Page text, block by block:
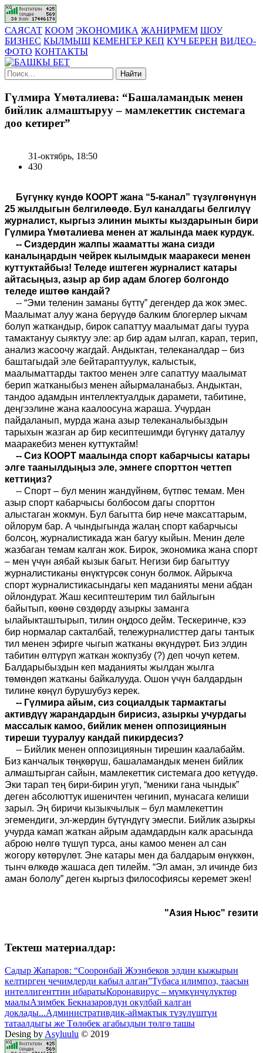
САЯСАТ КООМ ЭКОНОМИКА ЖАНИРМЕМ ШОУ
БИЗНЕС КЫЛМЫШ КЕМЕНГЕР КЕП КҮЧ БЕРЕН ВИДЕО-
ФОТО КОНТАКТЫ
Найти
Гүлмира Үмөталиева: “Башаламандык менен
бийлик алмаштыруу – мамлекеттик системага
доо кетирет”
31-октябрь, 18:50
430
Бүгүнкү күндө КООРТ жана “5-канал” түзүлгөнүнүн
25 жылдыгын белгилөөдө. Бул каналдагы белгилүү
журналист, кыргыз элинин мыкты кыздарынын бири
Гүлмира Үмөталиева менен ат жалында маек курдук.
-- Сиздердин жалпы жааматты жана сизди
каналыңардын чейрек кылымдык мааракеси менен
куттуктайбыз! Теледе иштеген журналист катары
айтасыңыз, азыр ар бир адам блогер болгондо
теледе иштөө кандай?
-- “Эми теленин заманы бүттү” дегендер да жок эмес.
Маалымат алуу жана берүүдө балким блогерлер ыкчам
болуп жаткандыр, бирок сапаттуу маалымат дагы туура
тамактануу сыяктуу эле: ар бир адам ылгап, карап, терип,
анализ жасоочу жагдай. Андыктан, телеканалдар – биз
баштагыдай эле бейтараптуулук, калыстык,
маалыматтарды тактоо менен элге сапаттуу маалымат
берип жатканыбыз менен айырмаланабыз. Андыктан,
тандоо адамдын интеллектуалдык дарамети, табитине,
деңгээлине жана каалоосуна жараша. Учурдан
пайдаланып, мурда жана азыр телеканалыбыздын
тарыхын жазган ар бир кесиптешимди бүгүнкү даталуу
мааракебиз менен куттуктайм!
-- Сиз КООРТ маалында спорт кабарчысы катары
элге таанылдыңыз эле, эмнеге спорттон четтеп
кеттиңиз?
-- Спорт – бул менин жандүйнөм, бүтпөс темам. Мен
азыр спорт кабарчысы болбосом дагы спорттон
алыстаган жокмун. Бул багытта бир нече максаттарым,
ойлорум бар. А чындыгында жалаң спорт кабарчысы
болсоң, журналистикада жан багуу кыйын. Менин деле
жазбаган темам калган жок. Бирок, экономика жана спорт
– мен үчүн аябай кызык багыт. Негизи бир багыттуу
журналистиканы өнүктүрсөк сонун болмок. Айрыкча
спорт журналистикасындагы кеп маданияты мени абдан
ойлондурат. Жаш кесиптештерим тил байлыгын
байытып, көөнө сөздөрдү азыркы заманга
ылайыкташтырып, тилин оңдосо дейм. Тескеринче, кээ
бир нормалар сакталбай, тележурналисттер дагы тантык
тил менен эфирге чыгып жатканы өкүндүрөт. Биз элдин
табитин өлтүрүп жаткан жокпузбу (?) деп чочуп кетем.
Балдарыбыздын кеп маданияты жылдан жылга
төмөндөп жатканы байкалууда. Ошон үчүн балдардын
тилине көңүл бурушубуз керек.
-- Гүлмира айым, сиз социалдык тармактагы
активдүү жарандардын бирисиз, азыркы учурдагы
массалык камоо, бийлик менен оппозициянын
тиреши тууралуу кандай пикирдесиз?
-- Бийлик менен оппозициянын тирешин каалабайм.
Биз канчалык төңкөрүш, башаламандык менен бийлик
алмаштырган сайын, мамлекеттик системага доо кетүүдө.
Эки тарап тең бири-бирин угуп, “меники гана чындык”
деген абсолюттук ишеничтен чегинип, мунасага келиши
зарыл. Эң биричи кызыкчылык – бул мамлекеттин
эгемендиги, эл-жердин бүтүндүгү эмеспи. Бийлик азыркы
учурда камап жаткан айрым адамдардын калк арасында
аброю нөлгө түшүп турса, аны камоо менен ал сан
жогору көтөрүлөт. Эне катары мен да балдарым өнүккөн,
тынч өлкөдө жашаса деп тилейм. “Эл аман, эл ичинде биз
аман бололу” деген кыргыз философиясы керемет экен!
"Азия Ньюс" гезити
Тектеш материалдар:
Садыр Жапаров: “Сооронбай Жээнбеков элдин кыжырын
келтирген чечимдерди кабыл алган”Тубаса илимпоз, таасын
интеллигенттин ибаратыКоронавирус – мүмкүнчүлүктөр
маалыАзимбек Бекназаровдун окулбай калган
доклады...Административдик-аймактык түзүлүштүн
татаалдыгы же Төлөбек агабыздын төлгө ташы
Desing by Asyluulu © 2019